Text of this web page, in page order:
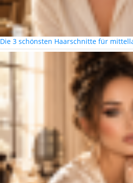
Die 3 schönsten Haarschnitte für